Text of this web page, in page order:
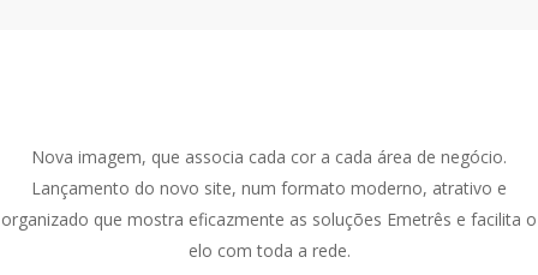
Nova imagem, que associa cada cor a cada área de negócio.
Lançamento do novo site, num formato moderno, atrativo e
organizado que mostra eficazmente as soluções Emetrês e facilita o
elo com toda a rede.